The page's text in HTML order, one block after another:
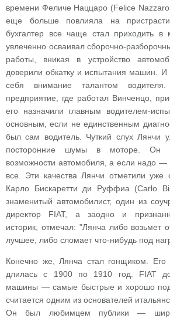
времени Феличе Наццаро (Felice
еще больше повлияла на
бухгалтер все чаще стал приходить в
увлеченно осваивал сборочно-
работы, вникая в устройство
доверили обкатку и испытания машин. И
себя внимание талантом
предприятие, где работал Винченцо,
его назначили главным водителем-
основным, если не единственным
был сам водитель. Чуткий слух Лянчи
посторонние шумы в моторе. Он
возможности автомобиля, а если надо
все. Эти качества Лянчи отметили уже
Карло Бискаретти ди Руффиа (Carlo
знаменитый автомобилист, один из
директор FIAT, а заодно и
историк, отмечал: "Лянча либо возьмет
лучшее, либо сломает что-нибудь под
Конечно же, Лянча стал гонщиком. Его
длилась с 1900 по 1910 год. FIAT
машины — самые быстрые и хорошо
считается одним из основателей
Он был любимцем публики —